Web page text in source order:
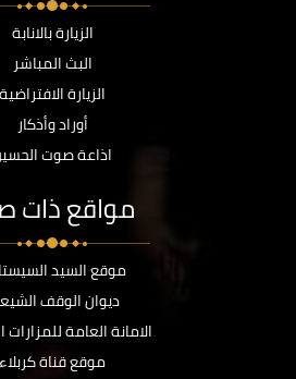
الزيارة بالانابة
البث المباشر
الزيارة الافتراضية
أوراد وأذكار
اذاعة صوت
مواقع ذات
موقع السيد
ديوان الوقف
الامانة العامة
موقع قناة كربلاء